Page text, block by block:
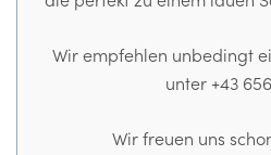
Wir empfehlen unbedingt
unter +43
Wir freuen uns